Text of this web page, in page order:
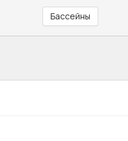
Бассейны